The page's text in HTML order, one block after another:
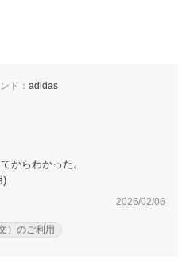
ド： adidas
からわかった。
)
2026/02/06
）のご利用